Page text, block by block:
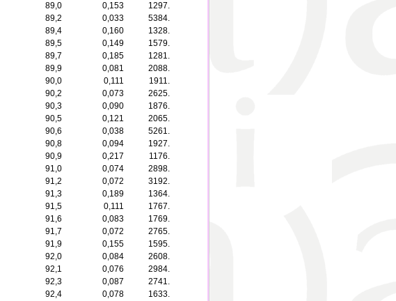
89,0 0,153
1297.
89,2 0,033
5384.
89,4 0,160
1328.
89,5 0,149
1579.
89,7 0,185
1281.
89,9 0,081
2088.
90,0 0,111
1911.
90,2 0,073
2625.
90,3 0,090
1876.
90,5 0,121
2065.
90,6 0,038
5261.
90,8 0,094
1927.
90,9 0,217
1176.
91,0 0,074
2898.
91,2 0,072
3192.
91,3 0,189
1364.
91,5 0,111
1767.
91,6 0,083
1769.
91,7 0,072
2765.
91,9 0,155
1595.
92,0 0,084
2608.
92,1 0,076
2984.
92,3 0,087
2741.
92,4 0,078 1633.